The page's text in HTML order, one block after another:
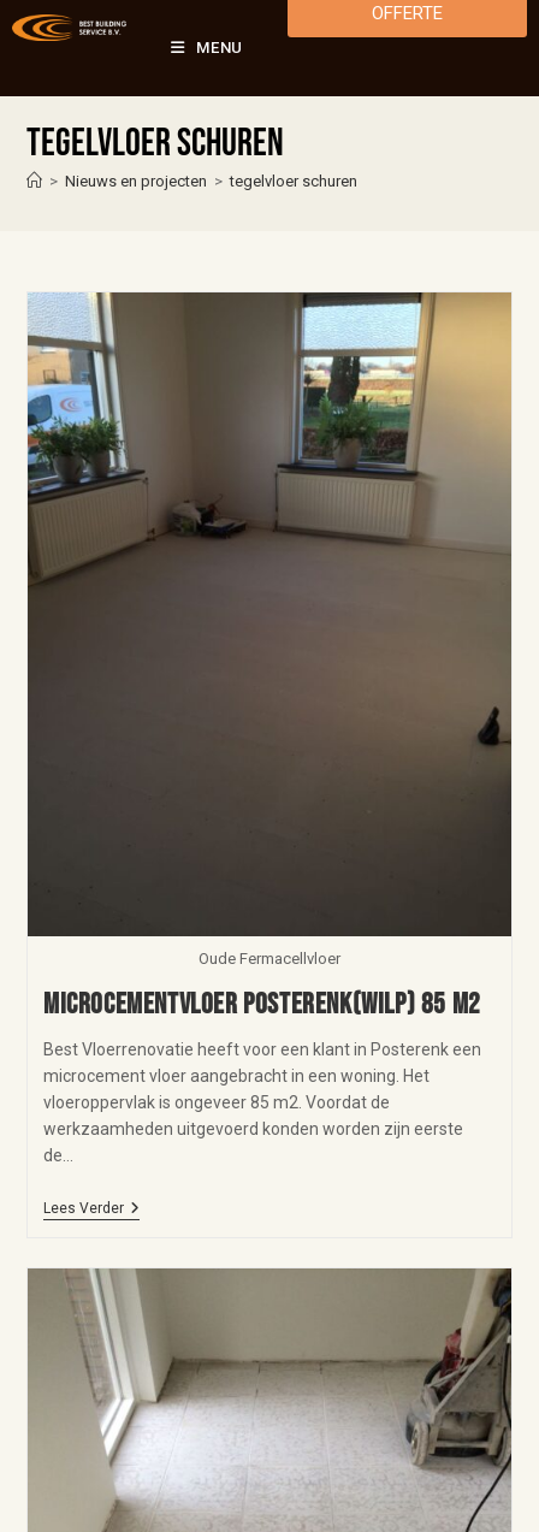
MENU
OFFERTE
tegelvloer schuren
> Nieuws en projecten > tegelvloer schuren
Oude Fermacellvloer
Microcementvloer Posterenk(Wilp) 85 m2
Best Vloerrenovatie heeft voor een klant in Posterenk een
microcement vloer aangebracht in een woning. Het
vloeroppervlak is ongeveer 85 m2. Voordat de
werkzaamheden uitgevoerd konden worden zijn eerste
de…
Lees Verder